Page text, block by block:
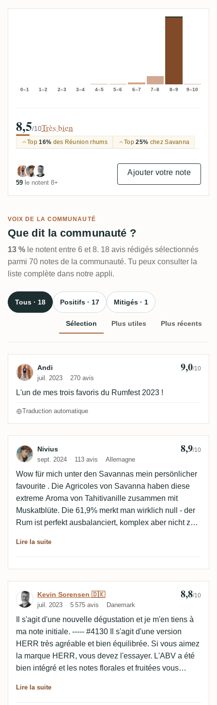
0–1 1–2 2–3 3–4 4–5 5–6 6–7 7–8 8–9 9–10
8,5/10Très bien
Top16% des Réunion rhums Top25% chez Savanna
59 le notent 8+
Ajouter votre note
VOIX DE LA COMMUNAUTÉ
Que dit la communauté ?
13 % le notent entre 6 et 8. 18 avis rédigés sélectionnés
parmi 70 notes de la communauté. Tu peux consulter la
liste complète dans notre appli.
Tous · 18 Positifs · 17 Mitigés · 1
Sélection Plus utiles Plus récents
Avis de Andi
Andi
juil. 2023 270 avis
9,0/10
L'un de mes trois favoris du Rumfest 2023 !
Traduction automatique
Avis de Nivius
Nivius
sept. 2024 113 avis Allemagne
8,9/10
Wow für mich unter den Savannas mein persönlicher
favourite . Die Agricoles von Savanna haben diese
extreme Aroma von Tahitivanille zusammen mit
Muskatblüte. Die 61,9% merkt man wirklich null - der
Rum ist perfekt ausbalanciert, komplex aber nicht zu
vom HerrBlanc erwartet hätte.
Lire la suite
Avis de Kevin Sorensen 🇩🇰
Kevin Sorensen 🇩🇰
juil. 2023 5 575 avis Danemark
8,8/10
Il s'agit d'une nouvelle dégustation et je m'en tiens à
ma note initiale. ----- #4130 Il s'agit d'une version
HERR très agréable et bien équilibrée. Si vous aimez
la marque HERR, vous devez l'essayer. L'ABV a été
bien intégré et les notes florales et fruitées vous
chaude et, malgré son âge, elle dessine de jolis
Lire la suite